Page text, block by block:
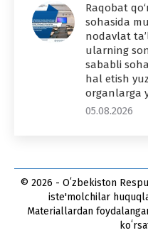
Raqobat
sohasida
nodavlat
ularning
sababli
hal etish
organlarga
05.08.2026
© 2026 - Oʻzbekiston
iste'molchilar
Materiallardan